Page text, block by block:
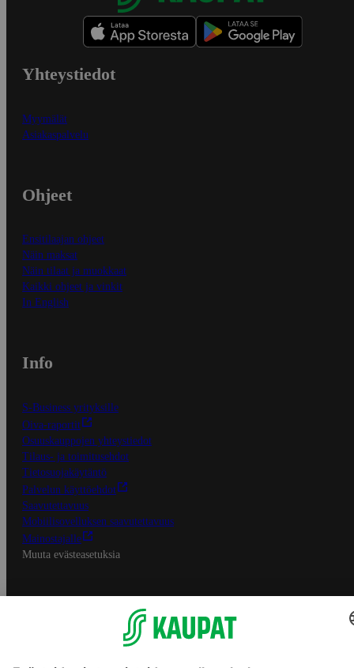
Yhteystiedot
Myymälät
Asiakaspalvelu
Ohjeet
Ensitilaajan ohjeet
Näin maksat
Näin tilaat ja muokkaat
Kaikki ohjeet ja vinkit
In English
Info
S-Business yrityksille
Oiva-raportit
Osuuskauppojen yhteystiedot
Tilaus- ja toimitusehdot
Tietosuojakäytäntö
Palvelun käyttöehdot
Saavutettavuus
Mobiilisovelluksen saavutettavuus
Mainostajalle
Muuta evästeasetuksia
S-ryhmän palvelut